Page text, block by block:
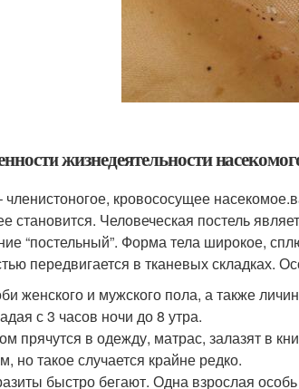
жизнедеятельности
членистоногое, кровососущее
становится. Человеческая постель
“постельный”. Форма тела широкое,
передвигается в тканевых складках.
женского и мужского пола, а также
с 3 часов ночи до 8 утра.
прячутся в одежду, матрас, залазят в
но такое случается крайне редко.
быстро бегают. Одна взрослая